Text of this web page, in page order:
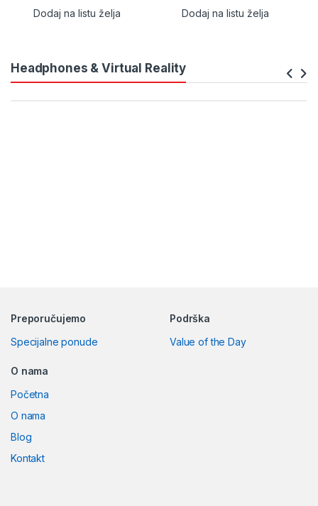
Dodaj na listu želja Dodaj na listu želja
Headphones & Virtual Reality
Preporučujemo
Specijalne ponude
Podrška
Value of the Day
O nama
Početna
O nama
Blog
Kontakt